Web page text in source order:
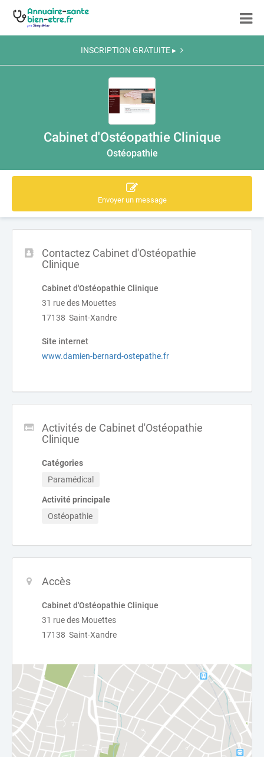
INSCRIPTION GRATUITE ▸
Cabinet d'Ostéopathie Clinique
Ostéopathie
Envoyer un message
Contactez Cabinet d'Ostéopathie
Clinique
Cabinet d'Ostéopathie Clinique
31 rue des Mouettes
17138 Saint-Xandre
Site internet
www.damien-bernard-ostepathe.fr
Activités de Cabinet d'Ostéopathie
Clinique
Catégories
Paramédical
Activité principale
Ostéopathie
Accès
Cabinet d'Ostéopathie Clinique
31 rue des Mouettes
17138 Saint-Xandre